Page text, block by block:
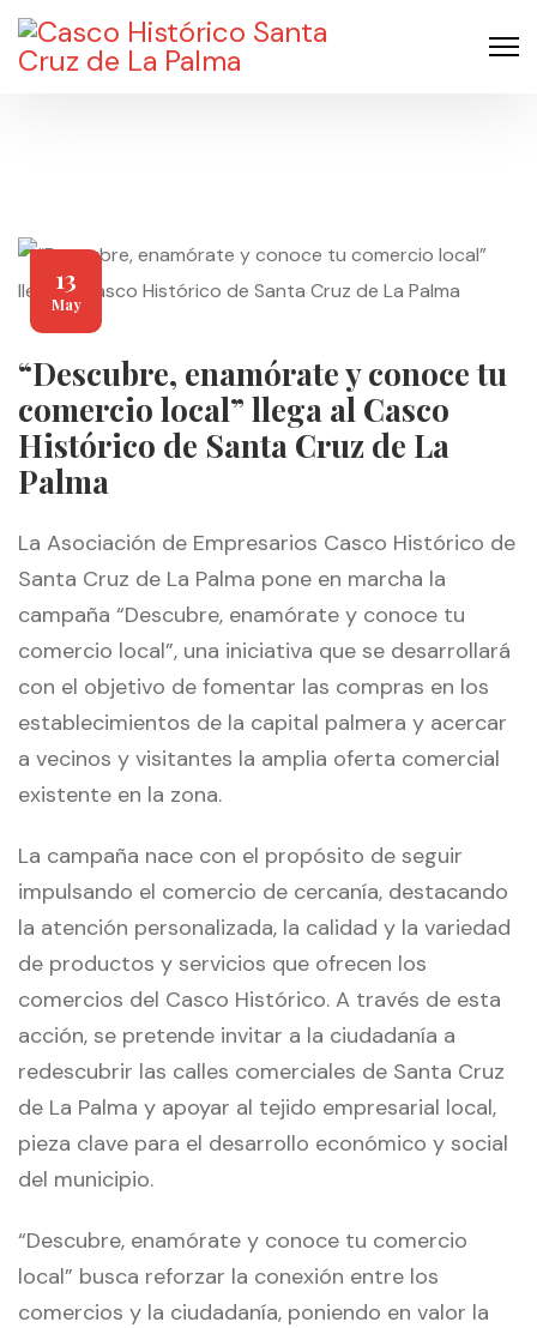
“Descubre, enamórate y conoce tu
comercio local” llega al Casco
Histórico de Santa Cruz de La
Palma
13
May
La Asociación de Empresarios Casco Histórico de
Santa Cruz de La Palma pone en marcha la
campaña “Descubre, enamórate y conoce tu
comercio local”, una iniciativa que se desarrollará
con el objetivo de fomentar las compras en los
establecimientos de la capital palmera y acercar
a vecinos y visitantes la amplia oferta comercial
existente en la zona.
La campaña nace con el propósito de seguir
impulsando el comercio de cercanía, destacando
la atención personalizada, la calidad y la variedad
de productos y servicios que ofrecen los
comercios del Casco Histórico. A través de esta
acción, se pretende invitar a la ciudadanía a
redescubrir las calles comerciales de Santa Cruz
de La Palma y apoyar al tejido empresarial local,
pieza clave para el desarrollo económico y social
del municipio.
“Descubre, enamórate y conoce tu comercio
local” busca reforzar la conexión entre los
comercios y la ciudadanía, poniendo en valor la